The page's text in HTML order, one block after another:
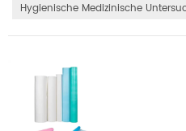
Hygienische Medizinische